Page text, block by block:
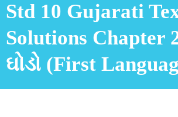
Std 10 Gujarati
Solutions Chapter
ઘોડો (First